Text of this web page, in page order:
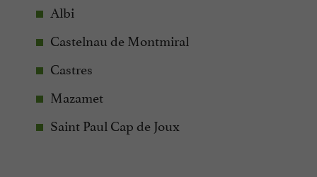
Albi
Castelnau de Montmiral
Castres
Mazamet
Saint Paul Cap de Joux